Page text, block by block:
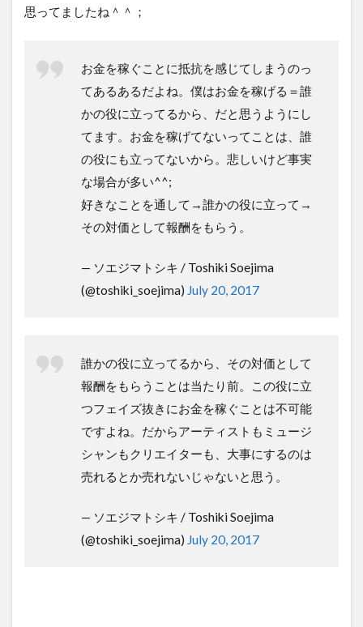
思ってましたね＾＾；
お金を稼ぐことに抵抗を感じてしまうのっ
てあるあるだよね。僕はお金を稼げる＝誰
かの役に立ってるから、だと思うようにし
てます。お金を稼げてないってことは、誰
の役にも立ってないから。悲しいけど事実
な場合が多い^^;
好きなことを通して→誰かの役に立って→
その対価として報酬をもらう。
— ソエジマトシキ / Toshiki Soejima
(@toshiki_soejima) July 20, 2017
誰かの役に立ってるから、その対価として
報酬をもらうことは当たり前。この役に立
つフェイズ抜きにお金を稼ぐことは不可能
ですよね。だからアーティストもミュージ
シャンもクリエイターも、大事にするのは
売れるとか売れないじゃないと思う。
— ソエジマトシキ / Toshiki Soejima
(@toshiki_soejima) July 20, 2017